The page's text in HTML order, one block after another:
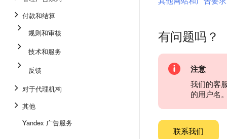
付款和结算
规则和审核
技术和服务
反馈
对于代理机构
其他
Yandex 广告服务
有问题吗？
注意
我们的客
的用户名
联系我们